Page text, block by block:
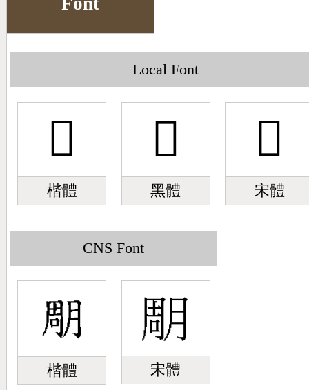
Local Font
𣍼
楷體
𣍼
黑體
𣍼
宋體
CNS Font
楷體 宋體